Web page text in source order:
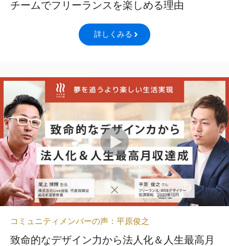
チームでフリーランスを楽しめる理由
詳しくみる
コミュニティメンバーの声：平原俊之
致命的なデザイン力から法人化＆人生最高月